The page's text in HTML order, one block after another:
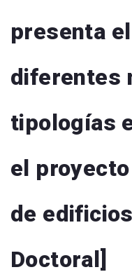
presenta
diferentes
tipologías
el
de
Doctoral]